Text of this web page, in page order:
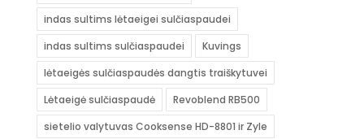
indas sultims lėtaeigei sulčiaspaudei
indas sultims sulčiaspaudei
Kuvings
lėtaeigės sulčiaspaudės dangtis traiškytuvei
Lėtaeigė sulčiaspaudė
Revoblend RB500
sietelio valytuvas Cooksense HD-8801 ir Zyle